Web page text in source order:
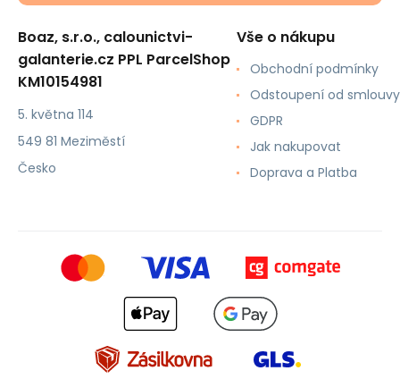
Boaz, s.r.o., calounictvi-
galanterie.cz PPL ParcelShop
KM10154981
5. května 114
549 81 Meziměstí
Česko
Vše o nákupu
Obchodní podmínky
Odstoupení od smlouvy
GDPR
Jak nakupovat
Doprava a Platba